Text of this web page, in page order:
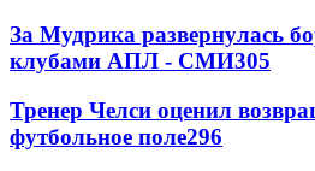
За Мудрика развернулась
клубами АПЛ - СМИ305
Тренер Челси оценил
футбольное поле296